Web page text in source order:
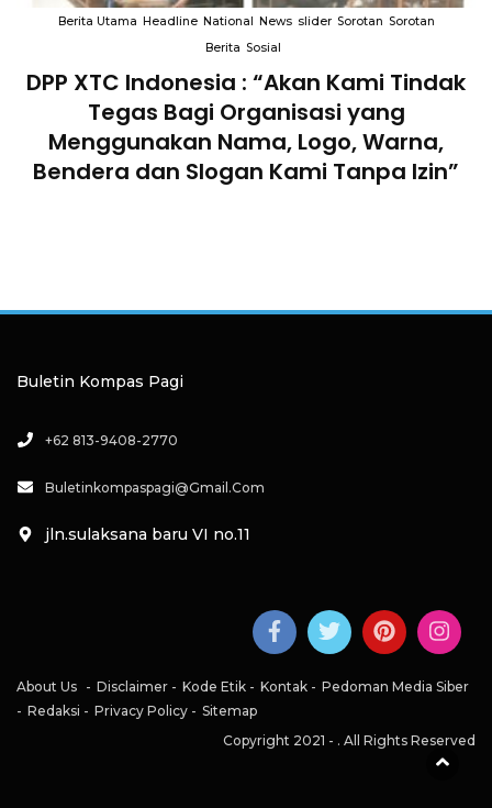
Berita Utama Headline National News slider Sorotan Sorotan
Berita Sosial
DPP XTC Indonesia : “Akan Kami Tindak
Tegas Bagi Organisasi yang
Menggunakan Nama, Logo, Warna,
Bendera dan Slogan Kami Tanpa Izin”
Buletin Kompas Pagi
+62 813-9408-2770
Buletinkompaspagi@gmail.com
jln.sulaksana baru VI no.11
About Us Disclaimer Kode Etik Kontak
Pedoman Media Siber
Redaksi
Privacy Policy
Sitemap
Copyright 2021 - . All Rights Reserved